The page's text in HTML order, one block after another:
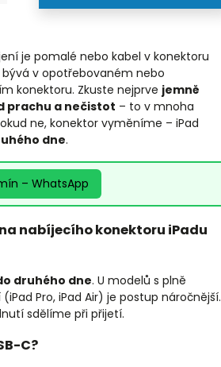
je pomalé nebo kabel v konektoru
v opotřebovaném nebo
konektoru. Zkuste nejprve jemně
prachu a nečistot – to v mnoha
ne, konektor vyměníme – iPad
dne.
– WhatsApp
nabíjecího konektoru iPadu
druhého dne. U modelů s plně
Pro, iPad Air) je postup náročnější.
sdělíme při přijetí.
C?